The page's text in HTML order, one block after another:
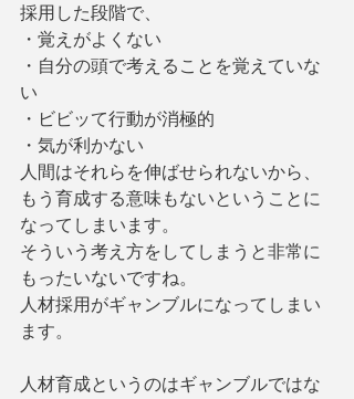
採用した段階で、
・覚えがよくない
・自分の頭で考えることを覚えていな
い
・ビビッて行動が消極的
・気が利かない
人間はそれらを伸ばせられないから、
もう育成する意味もないということに
なってしまいます。
そういう考え方をしてしまうと非常に
もったいないですね。
人材採用がギャンブルになってしまい
ます。
人材育成というのはギャンブルではな